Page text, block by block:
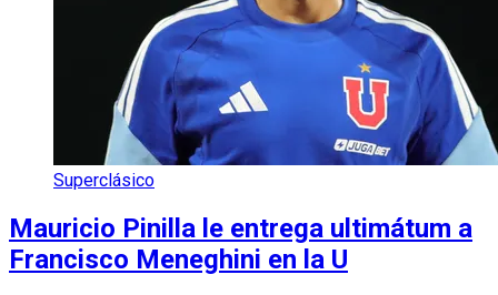
Superclásico
Mauricio Pinilla le entrega ultimátum a
Francisco Meneghini en la U